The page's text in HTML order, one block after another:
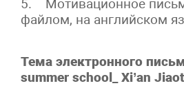
5. Мотивационное
файлом, на английском
Тема электронного
summer school_ Xi’an